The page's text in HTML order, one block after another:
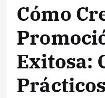
Cómo
Exitosa:
Prácticos